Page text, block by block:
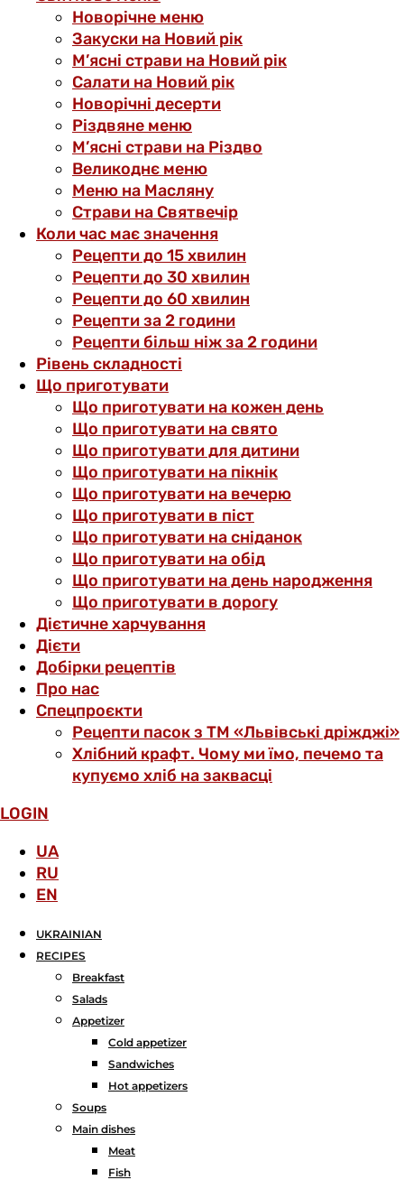
Новорічне меню
Закуски на Новий рік
М’ясні страви на Новий рік
Салати на Новий рік
Новорічні десерти
Різдвяне меню
М’ясні страви на Різдво
Великоднє меню
Меню на Масляну
Страви на Святвечір
Коли час має значення
Рецепти до 15 хвилин
Рецепти до 30 хвилин
Рецепти до 60 хвилин
Рецепти за 2 години
Рецепти більш ніж за 2 години
Рівень складності
Що приготувати
Що приготувати на кожен день
Що приготувати на свято
Що приготувати для дитини
Що приготувати на пікнік
Що приготувати на вечерю
Що приготувати в піст
Що приготувати на сніданок
Що приготувати на обід
Що приготувати на день народження
Що приготувати в дорогу
Дієтичне харчування
Дієти
Добірки рецептів
Про нас
Спецпроєкти
Рецепти пасок з ТМ «Львівські дріжджі»
Хлібний крафт. Чому ми їмо, печемо та
купуємо хліб на заквасці
LOGIN
UA
RU
EN
UKRAINIAN
RECIPES
Breakfast
Salads
Аppetizer
Cold appetizer
Sandwiches
Hot appetizers
Soups
Main dishes
Meat
Fish